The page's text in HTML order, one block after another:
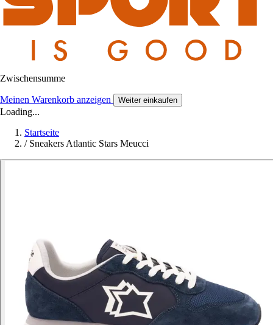
Zwischensumme
Meinen Warenkorb anzeigen Weiter einkaufen
Loading...
Startseite
/ Sneakers Atlantic Stars Meucci